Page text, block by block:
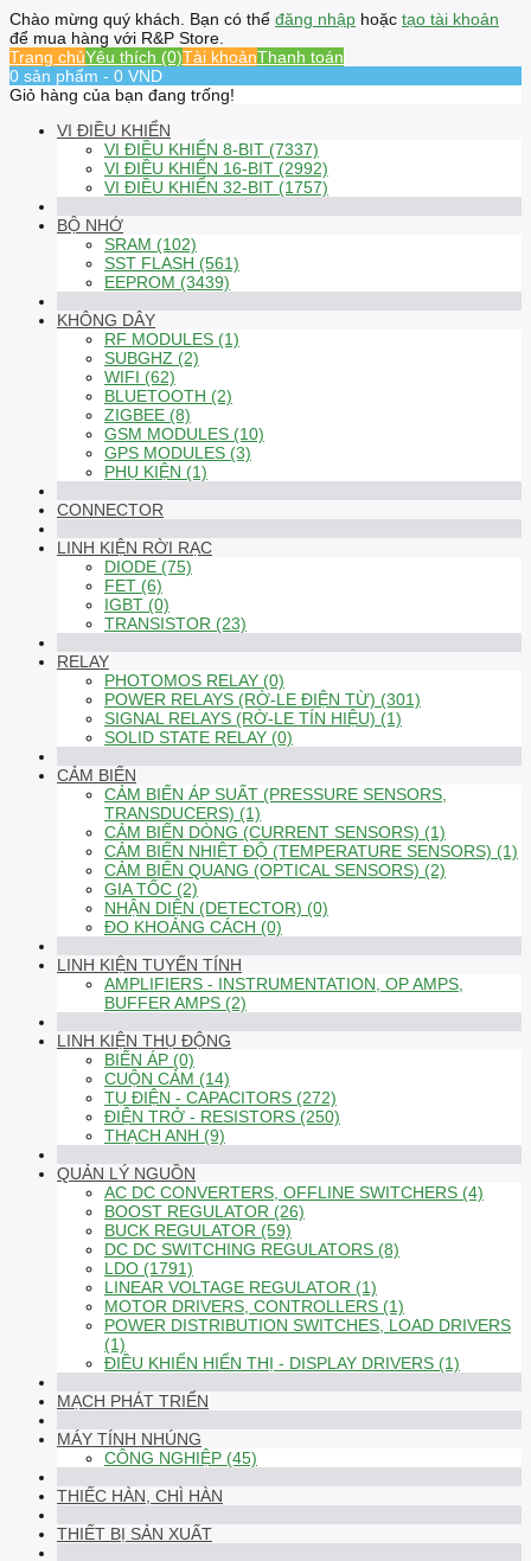
Chào mừng quý khách. Bạn có thể đăng nhập hoặc tạo tài khoản
để mua hàng với R&P Store.
Trang chủYêu thích (0)Tài khoảnThanh toán
0 sản phẩm - 0 VND
Giỏ hàng của bạn đang trống!
VI ĐIỀU KHIỂN
VI ĐIỀU KHIỂN 8-BIT (7337)
VI ĐIỀU KHIỂN 16-BIT (2992)
VI ĐIỀU KHIỂN 32-BIT (1757)
BỘ NHỚ
SRAM (102)
SST FLASH (561)
EEPROM (3439)
KHÔNG DÂY
RF MODULES (1)
SUBGHZ (2)
WIFI (62)
BLUETOOTH (2)
ZIGBEE (8)
GSM MODULES (10)
GPS MODULES (3)
PHỤ KIỆN (1)
CONNECTOR
LINH KIỆN RỜI RẠC
DIODE (75)
FET (6)
IGBT (0)
TRANSISTOR (23)
RELAY
PHOTOMOS RELAY (0)
POWER RELAYS (RỜ-LE ĐIỆN TỪ) (301)
SIGNAL RELAYS (RỜ-LE TÍN HIỆU) (1)
SOLID STATE RELAY (0)
CẢM BIẾN
CẢM BIẾN ÁP SUẤT (PRESSURE SENSORS,
TRANSDUCERS) (1)
CẢM BIẾN DÒNG (CURRENT SENSORS) (1)
CẢM BIẾN NHIỆT ĐỘ (TEMPERATURE SENSORS) (1)
CẢM BIẾN QUANG (OPTICAL SENSORS) (2)
GIA TỐC (2)
NHẬN DIỆN (DETECTOR) (0)
ĐO KHOẢNG CÁCH (0)
LINH KIỆN TUYẾN TÍNH
AMPLIFIERS - INSTRUMENTATION, OP AMPS,
BUFFER AMPS (2)
LINH KIỆN THỤ ĐỘNG
BIẾN ÁP (0)
CUỘN CẢM (14)
TỤ ĐIỆN - CAPACITORS (272)
ĐIỆN TRỞ - RESISTORS (250)
THẠCH ANH (9)
QUẢN LÝ NGUỒN
AC DC CONVERTERS, OFFLINE SWITCHERS (4)
BOOST REGULATOR (26)
BUCK REGULATOR (59)
DC DC SWITCHING REGULATORS (8)
LDO (1791)
LINEAR VOLTAGE REGULATOR (1)
MOTOR DRIVERS, CONTROLLERS (1)
POWER DISTRIBUTION SWITCHES, LOAD DRIVERS
(1)
ĐIỀU KHIỂN HIỂN THỊ - DISPLAY DRIVERS (1)
MẠCH PHÁT TRIỂN
MÁY TÍNH NHÚNG
CÔNG NGHIỆP (45)
THIẾC HÀN, CHÌ HÀN
THIẾT BỊ SẢN XUẤT